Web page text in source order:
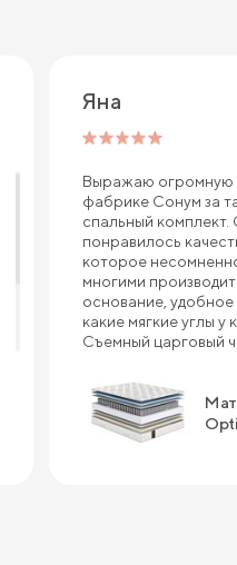
Яна
Выражаю огромную
фабрике Сонум за
спальный комплект.
понравилось
которое
многими
основание, удобное
какие мягкие углы у
Съемный царговый
с предыдущей
производителя
это случилось. А
отдельный шедевр!